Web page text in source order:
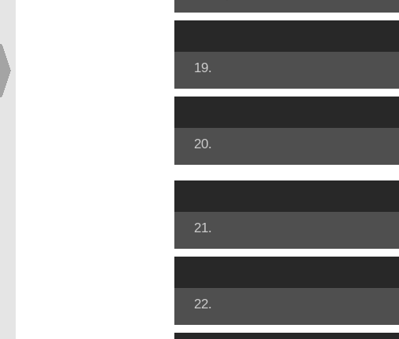
19.
20.
21.
22.